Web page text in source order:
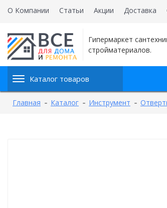
О Компании Статьи Акции Доставка
Гипермаркет
стройматериалов.
Каталог товаров
Главная Каталог Инструмент